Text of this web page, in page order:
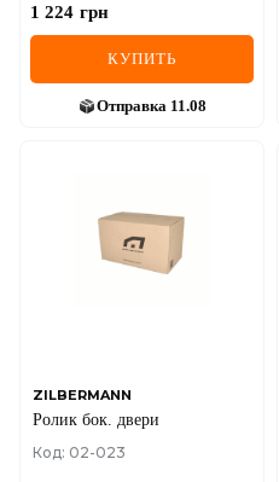
LEXUS
LINCOLN
NISSAN
1 224 грн
КУПИТЬ
Отправка 11.08
ZILBERMANN
Ролик бок. двери
Код: 02-023